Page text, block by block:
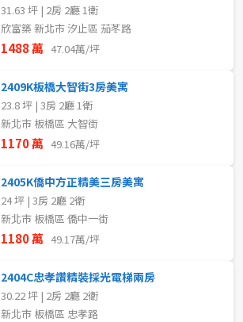
31.63 坪 | 2房 2廳 1衛
欣富築 新北市 汐止區 茄苳路
1488 萬 47.04萬/坪
2409K板橋大智街3房美寓
23.8 坪 | 3房 2廳 1衛
新北市 板橋區 大智街
1170 萬 49.16萬/坪
2405K僑中方正精美三房美寓
24 坪 | 3房 2廳 2衛
新北市 板橋區 僑中一街
1180 萬 49.17萬/坪
2404C忠孝讚精裝採光電梯兩房
30.22 坪 | 2房 2廳 2衛
新北市 板橋區 忠孝路